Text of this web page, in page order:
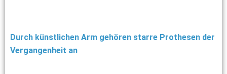
Durch künstlichen Arm gehören starre Prothesen der
Vergangenheit an